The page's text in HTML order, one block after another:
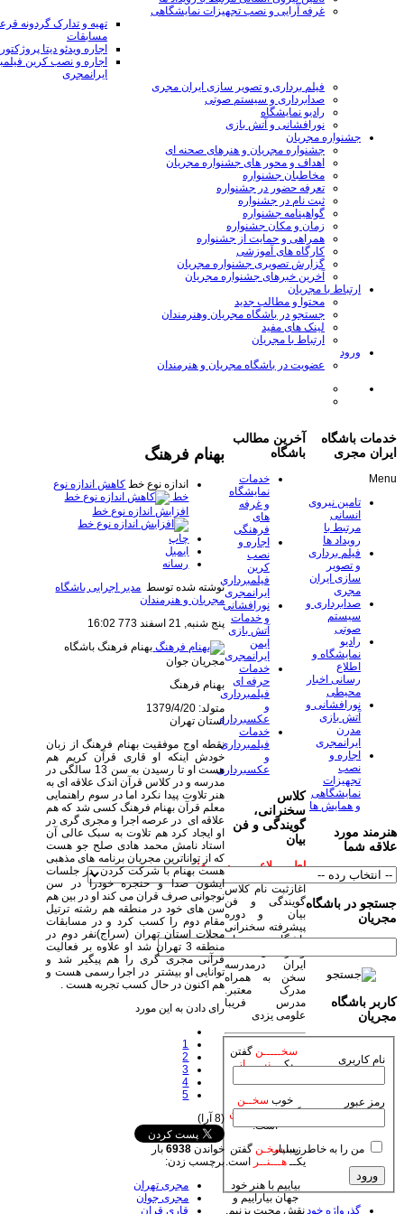
غرفه آرایی و نصب تجهیزات نمایشگاهی
تهیه و تدارک گردونه
مسابقات
اجاره ویدئو دیتا
اجاره و نصب کرین
ایرانمجری
فیلم برداری و تصویر سازی ایران مجری
صدابرداری و سیستم صوتی
رادیو نمایشگاه
نورافشانی و آتش بازی
جشنواره مجریان
جشنواره مجریان و هنرهای صحنه ای
اهداف و محور های جشنواره مجریان
مخاطبان جشنواره
تعرفه حضور در جشنواره
ثبت نام در جشنواره
گواهینامه جشنواره
زمان و مکان جشنواره
همراهی و حمایت از جشنواره
کارگاه های آموزشی
گزارش تصویری جشنواره مجریان
آخرین خبرهای جشنواره مجریان
ارتباط با مجریان
محتوا و مطالب جدید
جستجو در باشگاه مجریان وهنرمندان
لینک های مفید
ارتباط با مجریان
ورود
عضویت در باشگاه مجریان و هنرمندان
بهنام فرهنگ
اندازه نوع خط کاهش اندازه نوع
خط
افزایش اندازه نوع خط
چاپ
ایمیل
رسانه
نوشته شده توسط مدیر اجرایی باشگاه
مجریان و هنرمندان
پنج شنبه, 21 اسفند 773 16:02
بهنام فرهنگ باشگاه
مجریان جوان
بهنام فرهنگ
متولد: 1379/4/20
استان تهران
نقطه اوج موفقیت بهنام فرهنگ از زبان
خودش اینکه او قاری قرآن کریم هم
هست او تا رسیدن به سن 13 سالگی در
مدرسه و در کلاس قرآن اندک علاقه ای به
هنر تلاوت پیدا نکرد اما در سوم راهنمایی
معلم قرآن بهنام فرهنگ کسی شد که هم
علاقه ای در عرصه اجرا و مجری گری در
او ایجاد کرد هم تلاوت به سبک عالی آن
استاد نامش محمد هادی صلح جو هست
که از تواناترین مجریان برنامه های مذهبی
هست بهنام با شرکت کردن در جلسات
ایشون صدا و حنجره خودرا در سن
نوجوانی صرف قران می کند او در بین هم
سن های خود در منطقه هم رشته ترتیل
مقام دوم را کسب کرد و در مسابقات
محلات استان تهران (سراج)نفر دوم در
منطقه 3 تهران شد او علاوه بر فعالیت
قرآنی مجری گری را هم پیگیر شد و
توانایی او بیشتر در اجرا رسمی هست و
هم اکنون در حال کسب تجربه هست .
رای دادن به این مورد
1
2
3
4
5
(8 آرا)
خواندن 6938بار
برچسب زدن:
مجری تهران
مجری جوان
قاری قران
آخرین مطالب
باشگاه
خدمات
نمایشگاه
و غرفه
های
فرهنگی
اجاره و
نصب
کرین
فیلمبرداری
ایرانمجری
نورافشانی
و خدمات
آتش بازی
ایمن
ایرانمجری
خدمات
حرفه ای
فیلمبرداری
و
عکسبرداری
خدمات
فیلمبرداری
و
عکسبرداری
کلاس
سخنرانی،
گویندگی و فن
بیان
اطــــــلاعــــــــیــــــه:
آغازثبت نام کلاس
گویندگی و فن
بیان و دوره
پیشرفته سخنرانی
باشگاه مجریان
ایران درمدرسه
سخن به همراه
مدرک معتبر.
مدرس فریبا
علومی یزدی
سخـــــنگفتن
یکـــنیـــــاز
خوب سخــن
گفتن یکـفـــــن
است.
زیباسخـن گفتن
یکــهـــنــر
است.
بیاییم با هنر خود
جهان بیاراییم و
نقش محبت بزنیم.
خدمات باشگاه
ایران مجری
Menu
تامین نیروی
انسانی
مرتبط با
رویداد ها
فیلم برداری
و تصویر
سازی ایران
مجری
صدابرداری و
سیستم
صوتی
رادیو
نمایشگاه و
اطلاع
رسانی اخبار
محیطی
نورافشانی و
آتش بازی
مدرن
ایرانمجری
اجاره و
نصب
تجهیزات
نمایشگاهی
و همایش ها
هنرمند مورد
علاقه شما
جستجو در باشگاه
مجریان
کاربر باشگاه
مجریان
نام کاربری
رمز عبور
من را به خاطر بسپار
گذرواژه خود